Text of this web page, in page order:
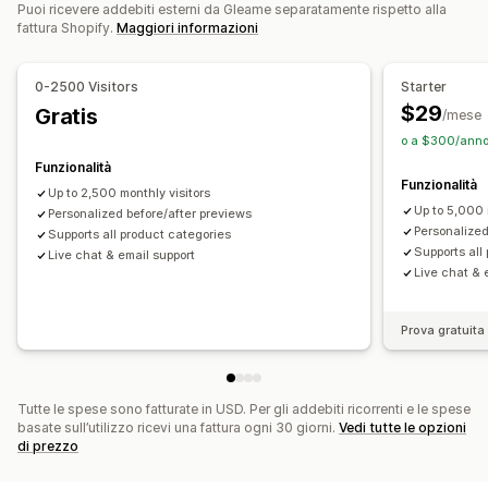
Trame Temi Caricamento di file Branding personalizzato
Puoi ricevere addebiti esterni da Gleame separatamente rispetto alla
fattura Shopify. Maggiori informazioni
0-2500 Visitors
Gratis
Funzionalità
Up to 2,500 monthly visitors
Personalized before/after previews
Supports all product categories
Live chat & email support
Starter
$29/mese
o a $300/
Funzionalità
Up to 5,000
Supports
Live chat &
Prova
Tutte le spese sono fatturate in USD. Per gli addebiti ricorrenti e le spese
basate sull’utilizzo ricevi una fattura ogni 30 giorni. Vedi tutte le opzioni
di prezzo